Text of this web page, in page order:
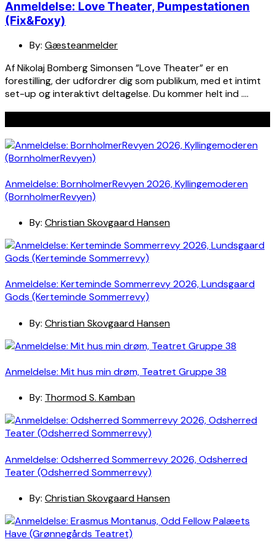
Anmeldelse: Love Theater, Pumpestationen
(Fix&Foxy)
By: Gæsteanmelder
Af Nikolaj Bomberg Simonsen ”Love Theater” er en
forestilling, der udfordrer dig som publikum, med et intimt
set-up og interaktivt deltagelse. Du kommer helt ind ….
Anmeldelse: BornholmerRevyen 2026, Kyllingemoderen
(BornholmerRevyen)
By: Christian Skovgaard Hansen
Anmeldelse: Kerteminde Sommerrevy 2026, Lundsgaard
Gods (Kerteminde Sommerrevy)
By: Christian Skovgaard Hansen
Anmeldelse: Mit hus min drøm, Teatret Gruppe 38
By: Thormod S. Kamban
Anmeldelse: Odsherred Sommerrevy 2026, Odsherred
Teater (Odsherred Sommerrevy)
By: Christian Skovgaard Hansen